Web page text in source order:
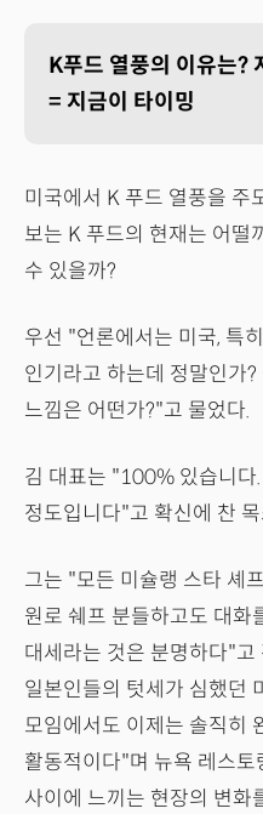
K푸드 열풍의 이유는?
= 지금이 타이밍
미국에서 K 푸드 열풍을 주
보는 K 푸드의 현재는 어떨
수 있을까?
우선 "언론에서는 미국, 특
인기라고 하는데 정말인가
느낌은 어떤가?"고 물었다.
김 대표는 "100% 있습니다
정도입니다"고 확신에 찬
그는 "모든 미슐랭 스타 셰
원로 쉐프 분들하고도 대화
대세라는 것은 분명하다"고
일본인들의 텃세가 심했던
모임에서도 이제는 솔직히
활동적이다"며 뉴욕 레스
사이에 느끼는 현장의 변화